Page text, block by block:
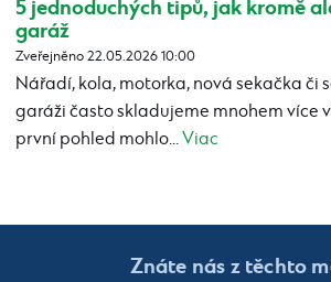
5 jednoduchých tipů, jak kromě
garáž
Zveřejněno 22.05.2026 10:00
Nářadí, kola, motorka, nová sekačka či
garáži často skladujeme mnohem více
první pohled mohlo...Viac
Znáte nás z těchto